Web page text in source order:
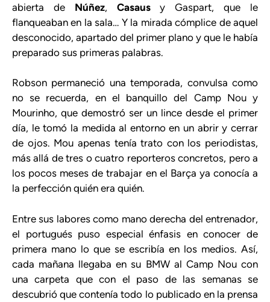
abierta de Núñez, Casausy Gaspart, que le
flanqueaban en la sala… Y la mirada cómplice de aquel
desconocido, apartado del primer plano y que le había
preparado sus primeras palabras.
Robson permaneció una temporada, convulsa como
no se recuerda, en el banquillo del Camp Nou y
Mourinho, que demostró ser un lince desde el primer
día, le tomó la medida al entorno en un abrir y cerrar
de ojos. Mou apenas tenía trato con los periodistas,
más allá de tres o cuatro reporteros concretos, pero a
los pocos meses de trabajar en el Barça ya conocía a
la perfección quién era quién.
Entre sus labores como mano derecha del entrenador,
el portugués puso especial énfasis en conocer de
primera mano lo que se escribía en los medios. Así,
cada mañana llegaba en su BMW al Camp Nou con
una carpeta que con el paso de las semanas se
descubrió que contenía todo lo publicado en la prensa